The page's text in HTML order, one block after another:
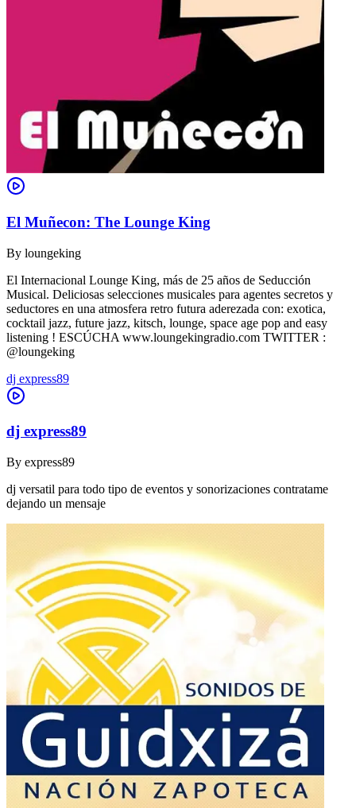
El Muñecon: The Lounge King
By loungeking
El Internacional Lounge King, más de 25 años de Seducción
Musical. Deliciosas selecciones musicales para agentes secretos y
seductores en una atmosfera retro futura aderezada con: exotica,
cocktail jazz, future jazz, kitsch, lounge, space age pop and easy
listening ! ESCÚCHA www.loungekingradio.com TWITTER :
@loungeking
dj express89
dj express89
By express89
dj versatil para todo tipo de eventos y sonorizaciones contratame
dejando un mensaje